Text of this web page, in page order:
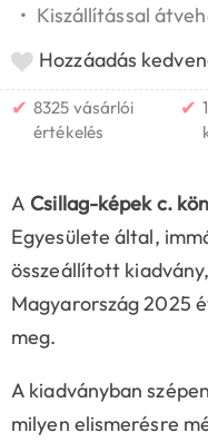
• Kiszállítással
Hozzáadás
✔ 8325 vásárlói
értékelés
✔
ACsillag-képek c.
Egyesülete által,
összeállított
Magyarország 2025
meg.
A kiadványban
milyen elismerésre